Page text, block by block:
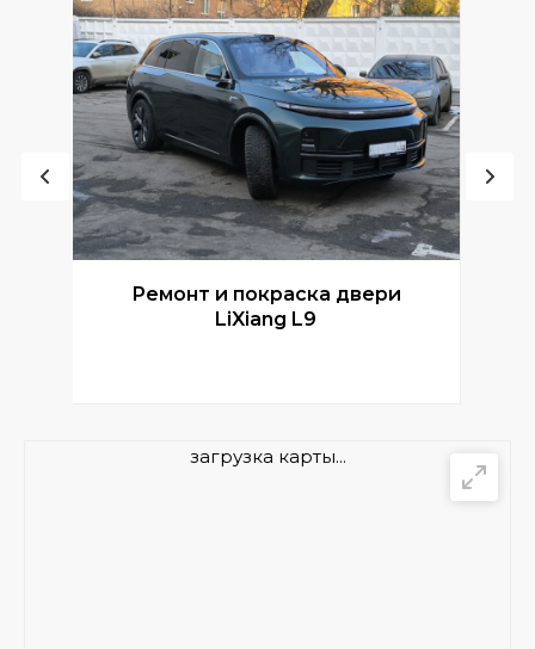
Ремонт и покраска двери
LiXiang L9
загрузка карты...